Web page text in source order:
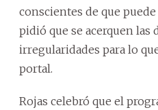
conscientes de que
pidió que se acerquen las
irregularidades para lo
portal.
Rojas celebró que el